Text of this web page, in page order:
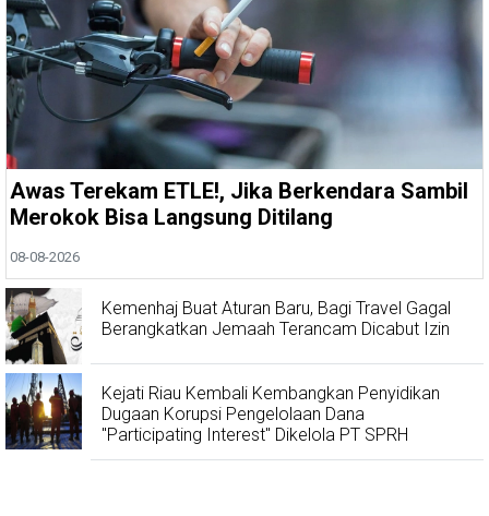
Awas Terekam ETLE!, Jika Berkendara Sambil
Merokok Bisa Langsung Ditilang
08-08-2026
Kemenhaj Buat Aturan Baru, Bagi Travel Gagal
Berangkatkan Jemaah Terancam Dicabut Izin
Kejati Riau Kembali Kembangkan Penyidikan
Dugaan Korupsi Pengelolaan Dana
"Participating Interest" Dikelola PT SPRH